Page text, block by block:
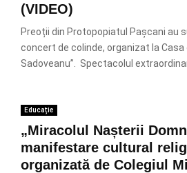
(VIDEO)
Preoții din Protopopiatul Pașcani au
concert de colinde, organizat la Casa
Sadoveanu”. Spectacolul
Educație
„Miracolul Nașterii
manifestare cultural
organizată de Colegiul